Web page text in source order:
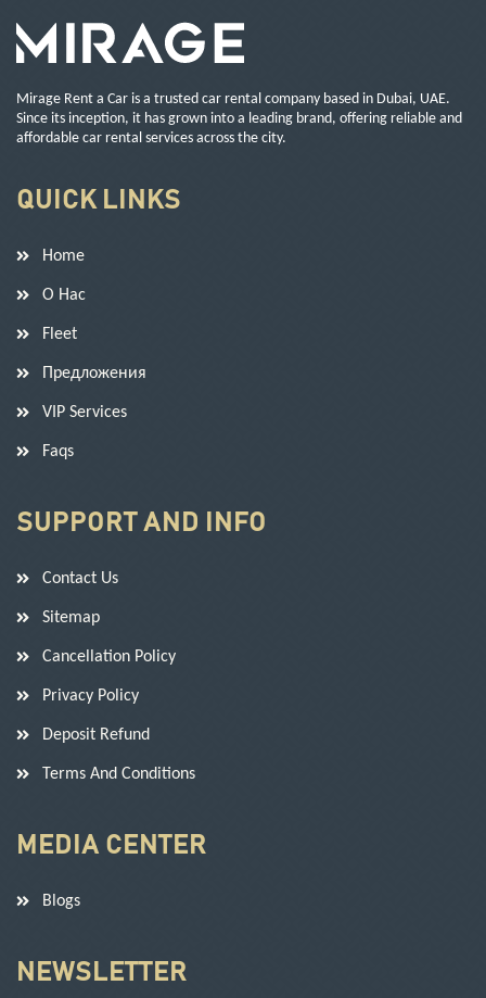
Mirage Rent a Car is a trusted car rental company based in Dubai, UAE.
Since its inception, it has grown into a leading brand, offering reliable and
affordable car rental services across the city.
QUICK LINKS
Home
О Нас
Fleet
Предложения
VIP Services
Faqs
SUPPORT AND INFO
Contact Us
Sitemap
Cancellation Policy
Privacy Policy
Deposit Refund
Terms And Conditions
MEDIA CENTER
Blogs
NEWSLETTER